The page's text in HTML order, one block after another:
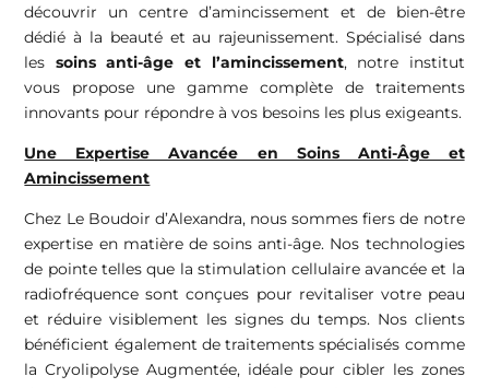
découvrir un centre d’amincissement et de bien-être
dédié à la beauté et au rajeunissement. Spécialisé dans
les soins anti-âge et l’amincissement, notre institut
vous propose une gamme complète de traitements
innovants pour répondre à vos besoins les plus exigeants.
Une Expertise Avancée en Soins Anti-Âge et
Amincissement
Chez Le Boudoir d’Alexandra, nous sommes fiers de notre
expertise en matière de soins anti-âge. Nos technologies
de pointe telles que la stimulation cellulaire avancée et la
radiofréquence sont conçues pour revitaliser votre peau
et réduire visiblement les signes du temps. Nos clients
bénéficient également de traitements spécialisés comme
la Cryolipolyse Augmentée, idéale pour cibler les zones